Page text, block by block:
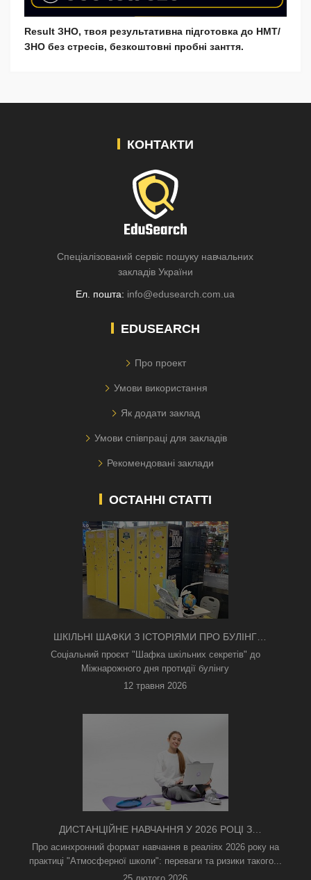
Result ЗНО, твоя результативна підготовка до НМТ/
ЗНО без стресів, безкоштовні пробні занття.
КОНТАКТИ
Спеціалізований сервіс пошуку навчальних
закладів України
Ел. пошта: info@edusearch.com.ua
EDUSEARCH
Про проект
Умови використання
Як додати заклад
Умови співпраці для закладів
Рекомендовані заклади
ОСТАННІ СТАТТІ
ШКІЛЬНІ ШАФКИ З ІСТОРІЯМИ ПРО БУЛІНГ
З'ЯВИЛИСЯ В КИЄВІ
Соціальний проєкт "Шафка шкільних секретів" до
Міжнарожного дня протидії булінгу
12 травня 2026
ДИСТАНЦІЙНЕ НАВЧАННЯ У 2026 РОЦІ З
ТРИВОГАМИ ТА БЕЗ СВІТЛА: ЯК АСИНХРОННИЙ
ФОРМАТ РЯТУЄ ОСВІТНІЙ ПРОЦЕС
Про асинхронний формат навчання в реаліях 2026 року на
практиці "Атмосферної школи": переваги та ризики такого...